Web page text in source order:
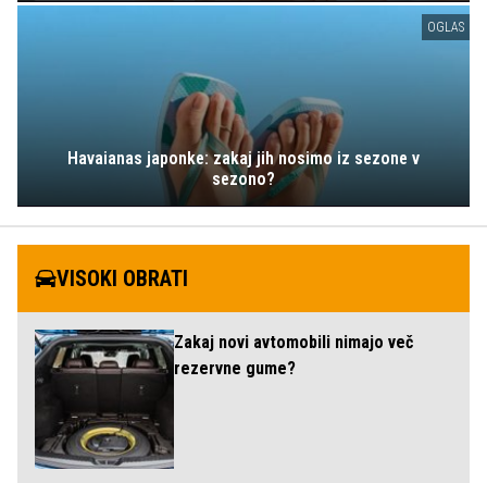
OGLAS
Havaianas japonke: zakaj jih nosimo iz sezone v
sezono?
VISOKI OBRATI
Zakaj novi avtomobili nimajo več
rezervne gume?